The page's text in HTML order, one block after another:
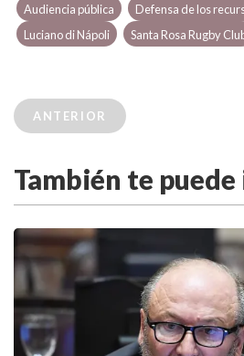
Audiencia pública
Defensa de los
Luciano di Nápoli
Santa Rosa Rugby
ANTERIOR
También te